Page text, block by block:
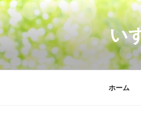
コ
テ
ン
ツ
へ
い
ホーム